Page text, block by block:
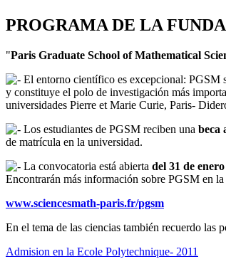
PROGRAMA DE LA
"Paris Graduate School of Mathematical
El entorno científico es excepcional: PGSM
y constituye el polo de investigación más
universidades Pierre et Marie Curie, Paris-
Los estudiantes de PGSM reciben una beca
de matrícula en la universidad.
La convocatoria está abierta del 31 de
Encontrarán más información sobre PGSM en
www.sciencesmath-paris.fr/pgsm
En el tema de las ciencias también recuerdo las
Admision en la Ecole Polytechnique- 2011